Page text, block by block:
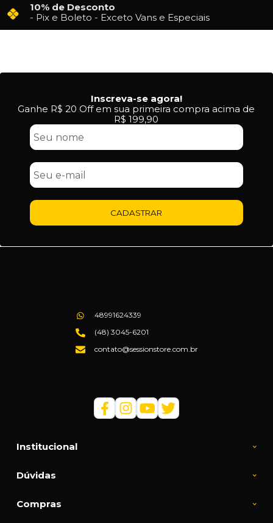
10% de Desconto
- Pix e Boleto - Exceto Vans e Especiais
Inscreva-se agora!
Ganhe R$ 20 Off em sua primeira compra acima de
R$ 199,90
CADASTRAR
Institucional
Dúvidas
Compras
48991624339
(48) 3045-6201
contato@sessionstore.com.br